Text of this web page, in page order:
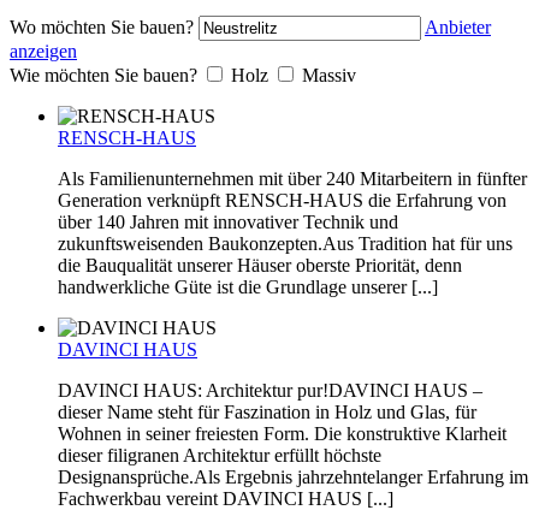
Wo möchten Sie bauen?
Anbieter
anzeigen
Wie möchten Sie bauen?
Holz Massiv
RENSCH-HAUS
Als Familienunternehmen mit über 240 Mitarbeitern in fünfter
Generation verknüpft RENSCH-HAUS die Erfahrung von
über 140 Jahren mit innovativer Technik und
zukunftsweisenden Baukonzepten.Aus Tradition hat für uns
die Bauqualität unserer Häuser oberste Priorität, denn
handwerkliche Güte ist die Grundlage unserer [...]
DAVINCI HAUS
DAVINCI HAUS: Architektur pur!DAVINCI HAUS –
dieser Name steht für Faszination in Holz und Glas, für
Wohnen in seiner freiesten Form. Die konstruktive Klarheit
dieser filigranen Architektur erfüllt höchste
Designansprüche.Als Ergebnis jahrzehntelanger Erfahrung im
Fachwerkbau vereint DAVINCI HAUS [...]